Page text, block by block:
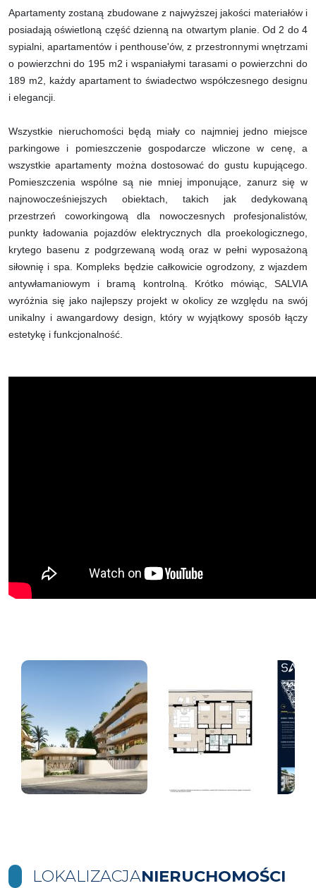
Apartamenty zostaną zbudowane z najwyższej jakości materiałów i
posiadają oświetloną część dzienną na otwartym planie. Od 2 do 4
sypialni, apartamentów i penthouse'ów, z przestronnymi wnętrzami
o powierzchni do 195 m2 i wspaniałymi tarasami o powierzchni do
189 m2, każdy apartament to świadectwo współczesnego designu
i elegancji.
Wszystkie nieruchomości będą miały co najmniej jedno miejsce
parkingowe i pomieszczenie gospodarcze wliczone w cenę, a
wszystkie apartamenty można dostosować do gustu kupującego.
Pomieszczenia wspólne są nie mniej imponujące, zanurz się w
najnowocześniejszych obiektach, takich jak dedykowaną
przestrzeń coworkingową dla nowoczesnych profesjonalistów,
punkty ładowania pojazdów elektrycznych dla proekologicznego,
krytego basenu z podgrzewaną wodą oraz w pełni wyposażoną
siłownię i spa. Kompleks będzie całkowicie ogrodzony, z wjazdem
antywłamaniowym i bramą kontrolną. Krótko mówiąc, SALVIA
wyróżnia się jako najlepszy projekt w okolicy ze względu na swój
unikalny i awangardowy design, który w wyjątkowy sposób łączy
estetykę i funkcjonalność.
LOKALIZACJANIERUCHOMOŚCI